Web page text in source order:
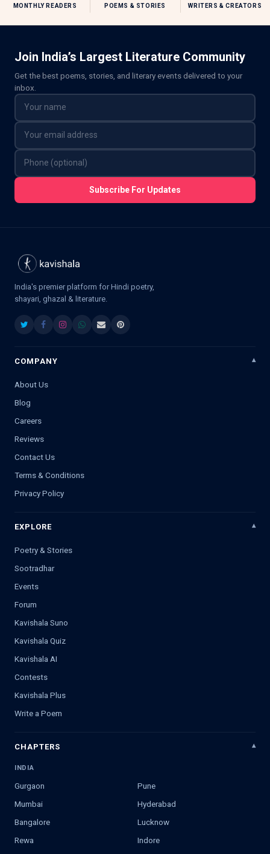
MONTHLY READERS POEMS & STORIES WRITERS & CREATORS
Join India’s Largest Literature Community
Get the best poems, stories, and literary events delivered to your
inbox.
Subscribe For Updates
India's premier platform for Hindi poetry,
shayari, ghazal & literature.
COMPANY
About Us
Blog
Careers
Reviews
Contact Us
Terms & Conditions
Privacy Policy
EXPLORE
Poetry & Stories
Sootradhar
Events
Forum
Kavishala Suno
Kavishala Quiz
Kavishala AI
Contests
Kavishala Plus
Write a Poem
CHAPTERS
INDIA
Gurgaon
Pune
Mumbai
Hyderabad
Bangalore
Lucknow
Rewa
Indore